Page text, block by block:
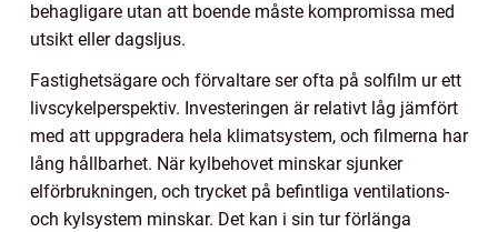
behagligare utan att boende måste kompromissa med
utsikt eller dagsljus.
Fastighetsägare och förvaltare ser ofta på solfilm ur ett
livscykelperspektiv. Investeringen är relativt låg jämfört
med att uppgradera hela klimatsystem, och filmerna har
lång hållbarhet. När kylbehovet minskar sjunker
elförbrukningen, och trycket på befintliga ventilations-
och kylsystem minskar. Det kan i sin tur förlänga